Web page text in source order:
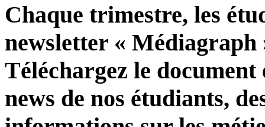
Chaque trimestre, les
newsletter « Médiagraph
Téléchargez le
news de nos étudiants,